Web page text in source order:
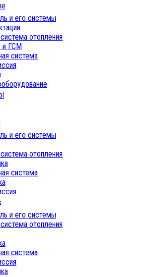
и его системы
отопления
и ГСМ
система
и его системы
отопления
система
и его системы
отопления
система